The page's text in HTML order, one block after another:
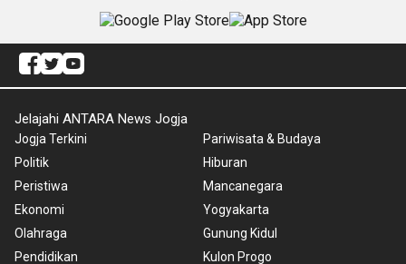
Jelajahi ANTARA News Jogja
Jogja Terkini
Politik
Peristiwa
Ekonomi
Olahraga
Pendidikan
Pariwisata & Budaya
Hiburan
Mancanegara
Yogyakarta
Gunung Kidul
Kulon Progo